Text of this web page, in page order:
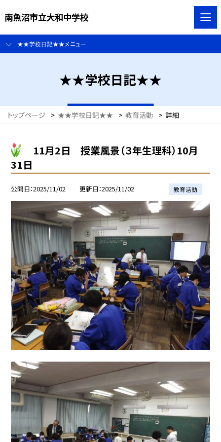
南魚沼市立大和中学校
★★学校日記★★メニュー
★★学校日記★★
トップページ > ★★学校日記★★ > 教育活動 > 詳細
11月2日 授業風景（３年生理科）10月
31日
公開日 2025/11/02 更新日 2025/11/02 教育活動